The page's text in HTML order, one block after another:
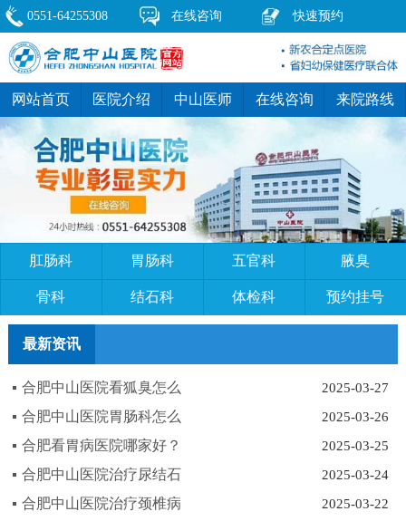
网站首页 医院介绍 中山医师 在线咨询 来院路线
肛肠科 胃肠科 五官科 腋臭
骨科 结石科 体检科 预约挂号
最新资讯
2025-03-27
合肥中山医院看狐臭怎么
2025-03-26
合肥中山医院胃肠科怎么
2025-03-25
合肥看胃病医院哪家好？
2025-03-24
合肥中山医院治疗尿结石
2025-03-22
合肥中山医院治疗颈椎病
0551-64255308 在线咨询 快速预约